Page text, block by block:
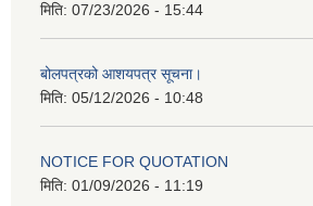
मिति: 07/23/2026 - 15:44
बोलपत्रको आशयपत्र सूचना।
मिति: 05/12/2026 - 10:48
NOTICE FOR QUOTATION
मिति: 01/09/2026 - 11:19